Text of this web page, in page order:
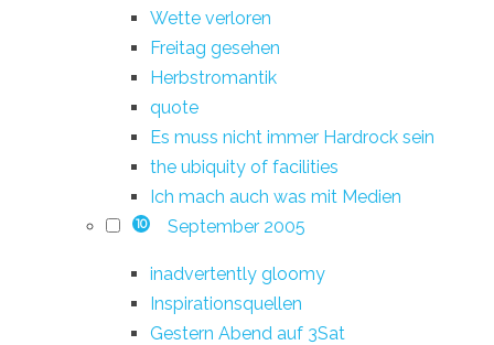
Wette verloren
Freitag gesehen
Herbstromantik
quote
Es muss nicht immer Hardrock sein
the ubiquity of facilities
Ich mach auch was mit Medien
10 September 2005
inadvertently gloomy
Inspirationsquellen
Gestern Abend auf 3Sat